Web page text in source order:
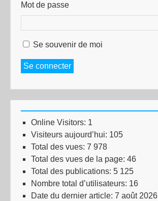
Mot de passe
Se souvenir de moi
Se connecter
Online Visitors: 1
Visiteurs aujourd’hui: 105
Total des vues: 7 978
Total des vues de la page: 46
Total des publications: 5 125
Nombre total d’utilisateurs: 16
Date du dernier article: 7 août 2026